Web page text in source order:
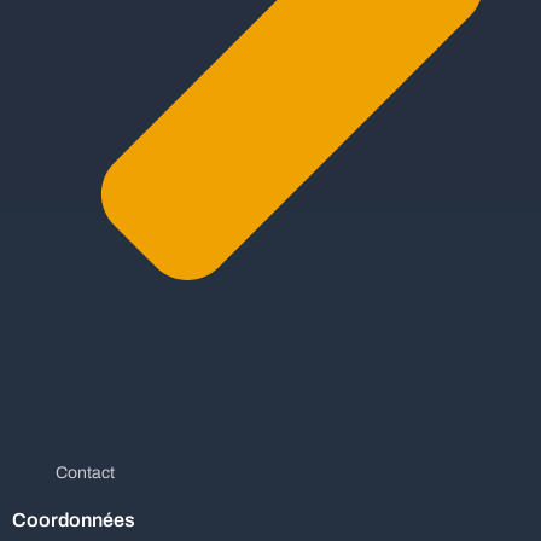
Contact
Coordonnées